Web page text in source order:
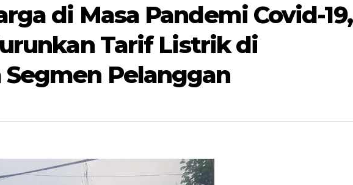
di Masa Pandemi Covid-19,
Tarif Listrik di
Segmen Pelanggan